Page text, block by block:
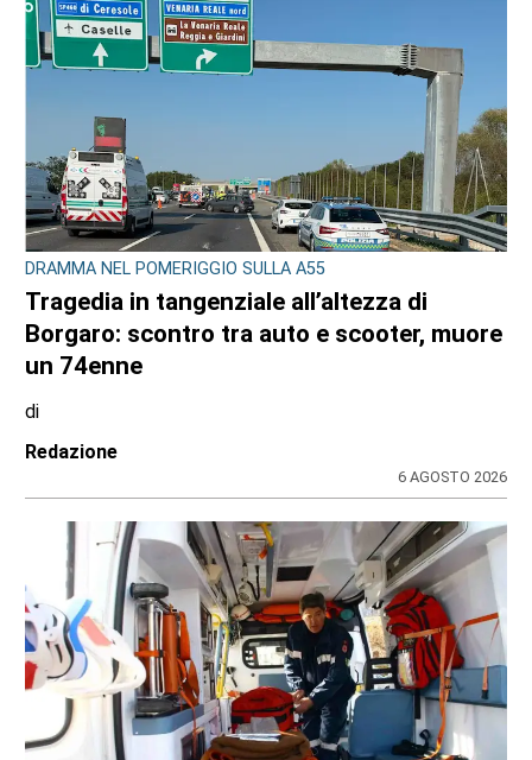
DRAMMA NEL POMERIGGIO SULLA A55
Tragedia in tangenziale all’altezza di
Borgaro: scontro tra auto e scooter, muore
un 74enne
di
Redazione
6 AGOSTO 2026